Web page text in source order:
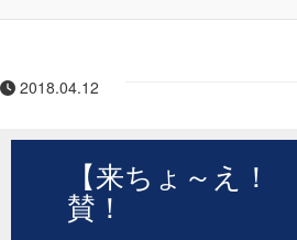
2018.04.12
【来ちょ～え
賛！